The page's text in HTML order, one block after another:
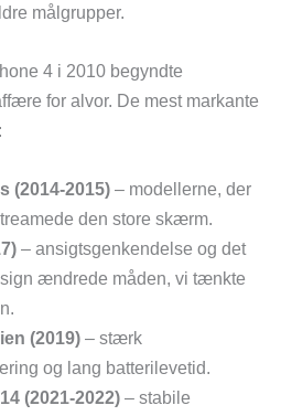
målgrupper.
4 i 2010 begyndte
for alvor. De mest markante
(2014-2015) – modellerne, der
den store skærm.
– ansigtsgenkendelse og det
ændrede måden, vi tænkte
(2019) – stærk
og lang batterilevetid.
(2021-2022) – stabile